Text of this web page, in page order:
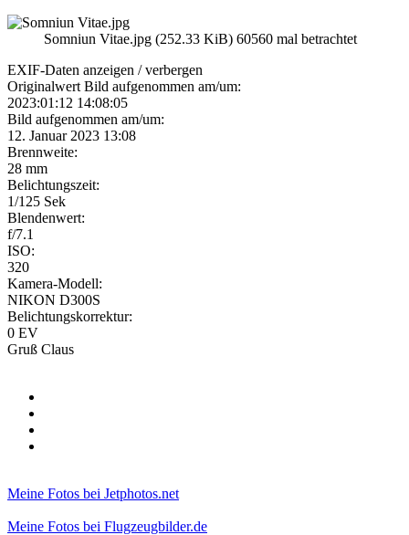
Somniun Vitae.jpg (252.33 KiB) 60560 mal betrachtet
EXIF-Daten anzeigen / verbergen
Originalwert Bild aufgenommen am/um:
2023:01:12 14:08:05
Bild aufgenommen am/um:
12. Januar 2023 13:08
Brennweite:
28 mm
Belichtungszeit:
1/125 Sek
Blendenwert:
f/7.1
ISO:
320
Kamera-Modell:
NIKON D300S
Belichtungskorrektur:
0 EV
Gruß Claus
Meine Fotos bei Jetphotos.net
Meine Fotos bei Flugzeugbilder.de